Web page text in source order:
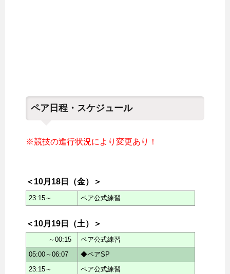
ペア日程・スケジュール
※競技の進行状況により変更あり！
＜10月18日（金）＞
23:15～ ペア公式練習
＜10月19日（土）＞
～00:15
ペア公式練習
05:00～06:07
◆ペアSP
23:15～
ペア公式練習